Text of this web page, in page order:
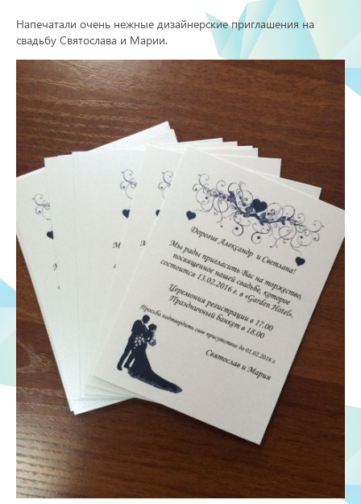
Напечатали очень нежные дизайнерские приглашения на
свадьбу Святослава и Марии.